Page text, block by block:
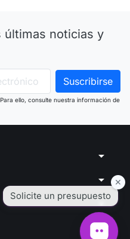
últimas noticias y
ello, consulte nuestra información de
arrow_drop_down
arrow_drop_down
arrow_drop_down
arrow_drop_down